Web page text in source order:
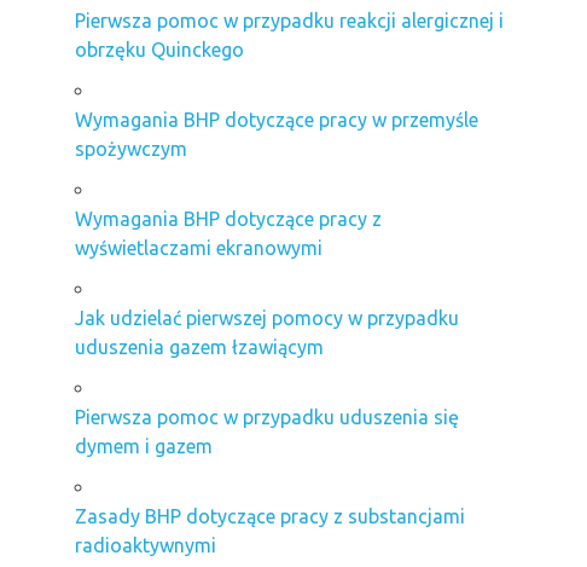
Pierwsza pomoc w przypadku reakcji alergicznej i
obrzęku Quinckego
Wymagania BHP dotyczące pracy w przemyśle
spożywczym
Wymagania BHP dotyczące pracy z
wyświetlaczami ekranowymi
Jak udzielać pierwszej pomocy w przypadku
uduszenia gazem łzawiącym
Pierwsza pomoc w przypadku uduszenia się
dymem i gazem
Zasady BHP dotyczące pracy z substancjami
radioaktywnymi